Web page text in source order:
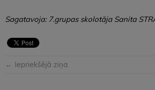
Sagatavoja: 7.grupas skolotāja Sanita
← Iepriekšējā ziņa